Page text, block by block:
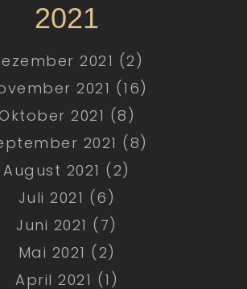
2021
2021 (2)
2021 (16)
2021 (8)
2021 (8)
August 2021 (2)
Juli 2021 (6)
Juni 2021 (7)
Mai 2021 (2)
April 2021 (1)